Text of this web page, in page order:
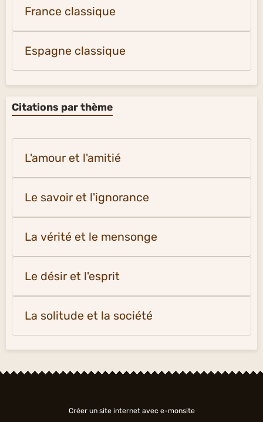
France classique
Espagne classique
Citations par thème
L'amour et l'amitié
Le savoir et l'ignorance
La vérité et le mensonge
Le désir et l'esprit
La solitude et la société
Créer un site internet avec e-monsite